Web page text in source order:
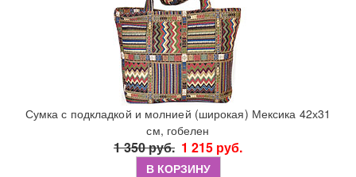
Сумка с подкладкой и молнией (широкая) Мексика 42х31
см, гобелен
1 350 руб. 1 215 руб.
В КОРЗИНУ